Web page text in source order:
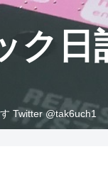
ク日
Twitter @tak6uch1